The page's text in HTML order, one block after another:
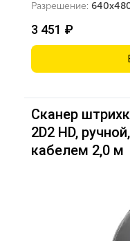
Разрешение:
3 451 ₽
Сканер
2D2 HD,
кабелем 2,0 м